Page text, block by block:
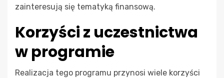
zainteresują się tematyką finansową.
Korzyści z uczestnictwa
w programie
Realizacja tego programu przynosi wiele korzyści